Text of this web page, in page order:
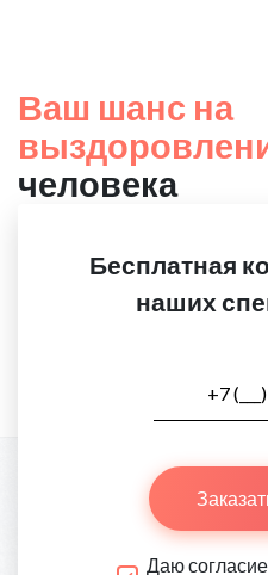
Ваш шанс на
человека
Бесплатная
наших
Даю